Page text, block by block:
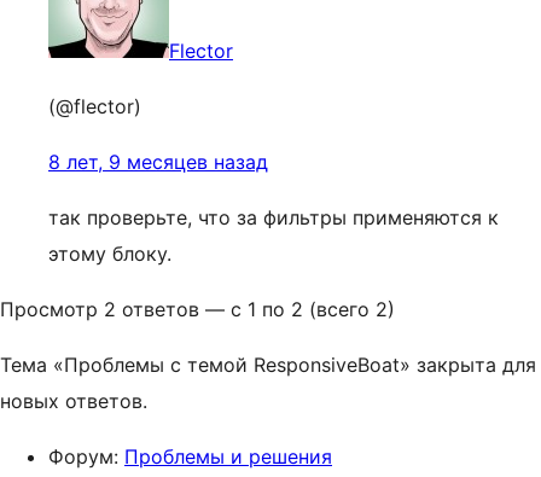
Flector
(@flector)
8 лет, 9 месяцев назад
так проверьте, что за фильтры применяются к
этому блоку.
Просмотр 2 ответов — с 1 по 2 (всего 2)
Тема «Проблемы с темой ResponsiveBoat» закрыта для
новых ответов.
Форум: Проблемы и решения